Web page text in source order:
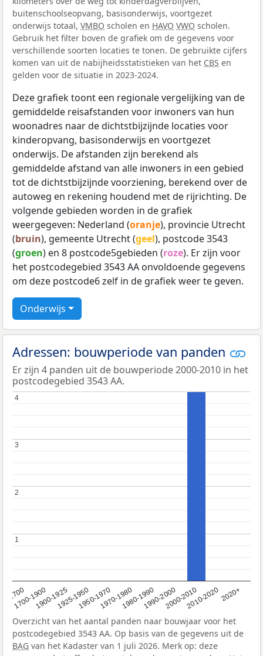
buitenschoolseopvang, basisonderwijs, voortgezet
onderwijs totaal, VMBO scholen en HAVO VWO scholen.
Gebruik het filter boven de grafiek om de gegevens voor
verschillende soorten locaties te tonen. De gebruikte cijfers
komen van uit de nabijheidsstatistieken van het CBS en
gelden voor de situatie in 2023-2024.
Deze grafiek toont een regionale vergelijking van de
gemiddelde reisafstanden voor inwoners van hun
woonadres naar de dichtstbijzijnde locaties voor
kinderopvang, basisonderwijs en voortgezet
onderwijs. De afstanden zijn berekend als
gemiddelde afstand van alle inwoners in een gebied
tot de dichtstbijzijnde voorziening, berekend over de
autoweg en rekening houdend met de rijrichting. De
volgende gebieden worden in de grafiek
weergegeven: Nederland (oranje), provincie Utrecht
(bruin), gemeente Utrecht (geel), postcode 3543
(groen) en 8 postcode5gebieden (roze). Er zijn voor
het postcodegebied 3543 AA onvoldoende gegevens
om deze postcode6 zelf in de grafiek weer te geven.
Onderwijs
Adressen: bouwperiode van panden
Er zijn 4 panden uit de bouwperiode 2000-2010 in het
postcodegebied 3543 AA.
<1700
1700-19001900-19251925-19501950-19701970-19801980-19901990-20002000-20102010-20202020+
1
1
2
2
3
3
4
4
Overzicht van het aantal panden naar bouwjaar voor het
postcodegebied 3543 AA. Op basis van de gegevens uit de
BAG van het Kadaster van 1 juli 2026. Merk op: deze